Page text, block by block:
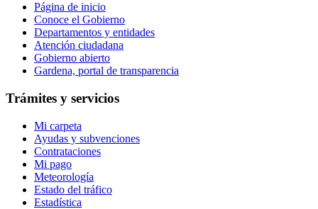
Página de inicio
Conoce el Gobierno
Departamentos y entidades
Atención ciudadana
Gobierno abierto
Gardena, portal de transparencia
Trámites y servicios
Mi carpeta
Ayudas y subvenciones
Contrataciones
Mi pago
Meteorología
Estado del tráfico
Estadística